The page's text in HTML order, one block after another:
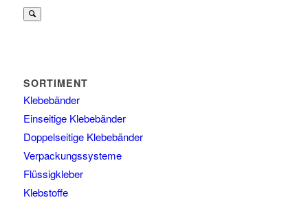
SORTIMENT
Klebebänder
Einseitige Klebebänder
Doppelseitige Klebebänder
Verpackungssysteme
Flüssigkleber
Klebstoffe